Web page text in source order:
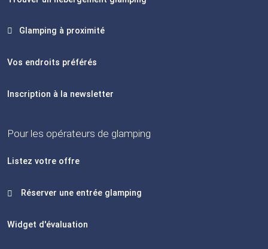
Glamping à proximité
Vos endroits préférés
Inscription à la newsletter
Pour les opérateurs de glamping
Listez votre offre
Réserver une entrée glamping
Widget d'évaluation